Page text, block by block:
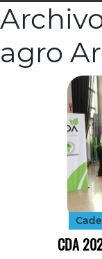
agro
CDA